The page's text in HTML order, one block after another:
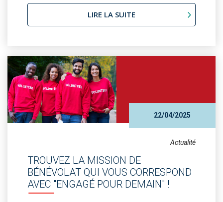
LIRE LA SUITE
22/04/2025
Actualité
TROUVEZ LA MISSION DE
BÉNÉVOLAT QUI VOUS CORRESPOND
AVEC "ENGAGÉ POUR DEMAIN" !